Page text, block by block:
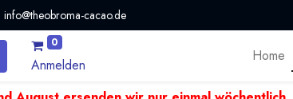
info@theobroma-cacao.de
0
Anmelden
Home